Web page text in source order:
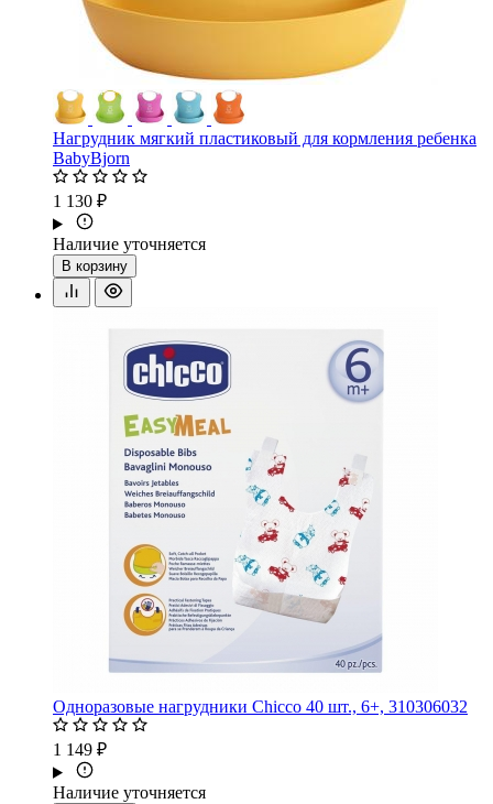
Нагрудник мягкий пластиковый для кормления ребенка
BabyBjorn
1 130 ₽
Наличие уточняется
В корзину
Одноразовые нагрудники Chicco 40 шт., 6+, 310306032
1 149 ₽
Наличие уточняется